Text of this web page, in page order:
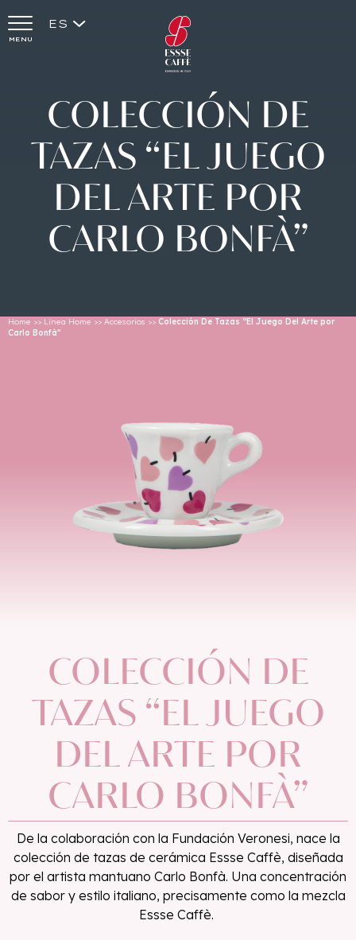
MENU
ES
COLECCIÓN DE
TAZAS“ELJUEGO
DELARTE POR
CARLO BONFÀ”
Home >> Línea Home >> Accesorios >> Colección De Tazas “El Juego Del Arte por
Carlo Bonfà”
COLECCIÓN DE
TAZAS“ELJUEGO
DELARTE POR
CARLO BONFÀ”
De la colaboración con la Fundación Veronesi, nace la
colección de tazas de cerámica Essse Caffè, diseñada
por el artista mantuano Carlo Bonfà. Una concentración
de sabor y estilo italiano, precisamente como la mezcla
Essse Caffè.